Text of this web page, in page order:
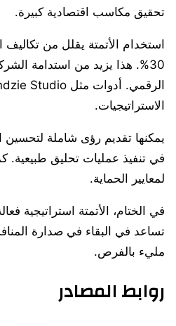
تحقيق مكاسب اقتصادية كبيرة.
استخدام الأتمتة يقلل من
30%. هذا يزيد من استدامة
الاستراتيجيات.
يمكنها تقديم رؤى شاملة لتحسين
في تنفيذ عمليات تحليق طبيعية.
لمعايير الحماية.
في الختام، الأتمتة استراتيجية
تساعد في البقاء في صدارة
مليء بالفرص.
روابط المصادر